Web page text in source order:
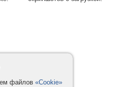
файлов «Cookie»